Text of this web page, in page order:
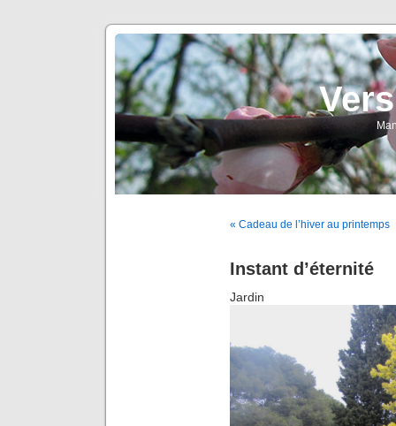
« Cadeau de l’hiver au printemps
Instant d’éternité